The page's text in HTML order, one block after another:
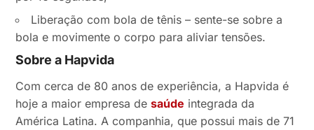
Liberação com bola de tênis – sente-se sobre a
bola e movimente o corpo para aliviar tensões.
Sobre a Hapvida
Com cerca de 80 anos de experiência, a Hapvida é
hoje a maior empresa desaúde integrada da
América Latina. A companhia, que possui mais de 71